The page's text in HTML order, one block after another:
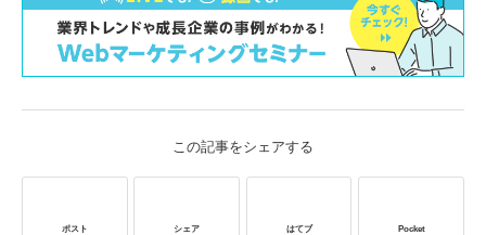
この記事をシェアする
ポスト シェア はてブ Pocket